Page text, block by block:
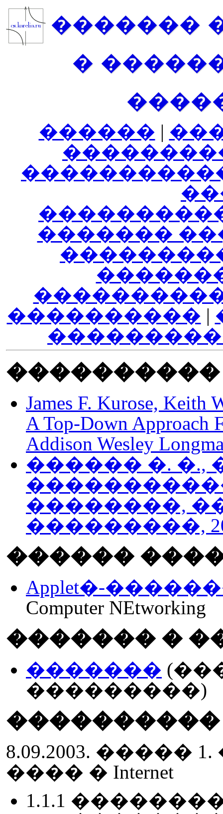
�������
�
������ |
�������
���������� |
����������
James F. Kurose, Keith
A Top-Down Approach
Addison Wesley
������ �. �.,
��������,
���������,
������
Applet�-
Computer NEtworking
������� �
�������
���������)
8.09.2003.
���� � Internet
1.1.1